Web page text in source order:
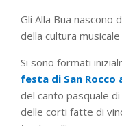
Gli Alla Bua nascono
della cultura
Si sono formati
festa di San Rocco
del canto pasquale
delle corti fatte di